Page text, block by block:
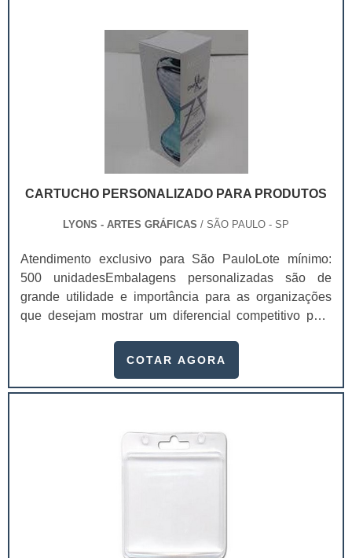
CARTUCHO PERSONALIZADO PARA PRODUTOS
LYONS - ARTES GRÁFICAS / SÃO PAULO - SP
Atendimento exclusivo para São PauloLote mínimo:
500 unidadesEmbalagens personalizadas são de
grande utilidade e importância para as organizações
que desejam mostrar um diferencial competitivo para
elementos de comunicação entre o consumidor, produto
formato de cartucho para estimular seu público a
visual para a marca.Isso ocorre com o cartucho
COTAR AGORA